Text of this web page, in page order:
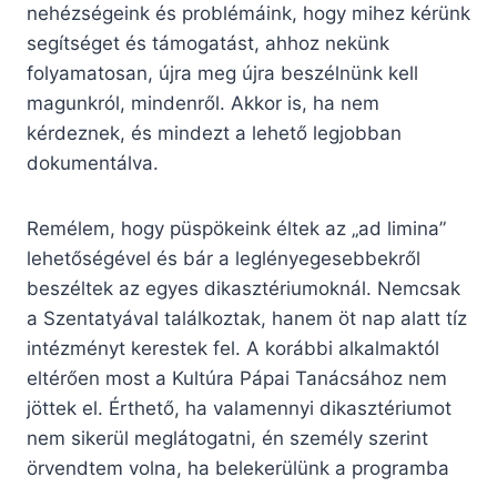
nehézségeink és problémáink, hogy mihez kérünk
segítséget és támogatást, ahhoz nekünk
folyamatosan, újra meg újra beszélnünk kell
magunkról, mindenről. Akkor is, ha nem
kérdeznek, és mindezt a lehető legjobban
dokumentálva.
Remélem, hogy püspökeink éltek az „ad limina”
lehetőségével és bár a leglényegesebbekről
beszéltek az egyes dikasztériumoknál. Nemcsak
a Szentatyával találkoztak, hanem öt nap alatt tíz
intézményt kerestek fel. A korábbi alkalmaktól
eltérően most a Kultúra Pápai Tanácsához nem
jöttek el. Érthető, ha valamennyi dikasztériumot
nem sikerül meglátogatni, én személy szerint
örvendtem volna, ha belekerülünk a programba